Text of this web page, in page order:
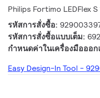
Philips Fortimo LEDFlex
รหัสการสั่งซื้อ:
รหัสการสั่งซื้อแบบเต็ม:
กำหนดค่าในเครื่องมือออ
Easy Design-In Tool -